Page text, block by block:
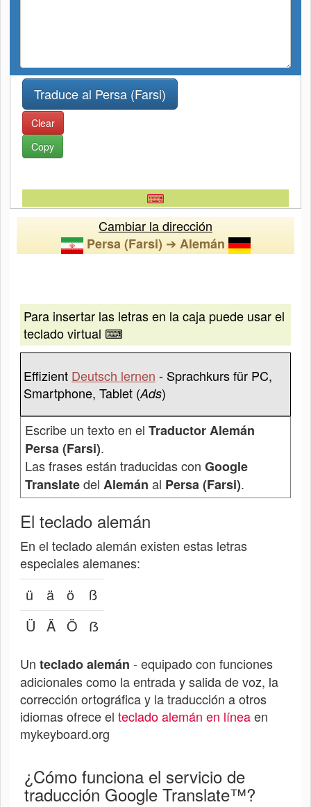
Clear
Copy
⌨
Cambiar la dirección
Persa (Farsi) ➔ Alemán
Para insertar las letras en la caja puede usar el
teclado virtual ⌨
Effizient Deutsch lernen - Sprachkurs für PC,
Smartphone, Tablet (Ads)
Escribe un texto en el Traductor Alemán
Persa (Farsi).
Las frases están traducidas con Google
Translatedel Alemán al Persa (Farsi).
El teclado alemán
En el teclado alemán existen estas letras
especiales alemanes:
ü ä ö
ß
Ü Ä Ö ẞ
Un teclado alemán - equipado con funciones
adicionales como la entrada y salida de voz, la
corrección ortográfica y la traducción a otros
idiomas ofrece el teclado alemán en líneaen
mykeyboard.org
¿Cómo funciona el servicio de
traducción Google Translate™?